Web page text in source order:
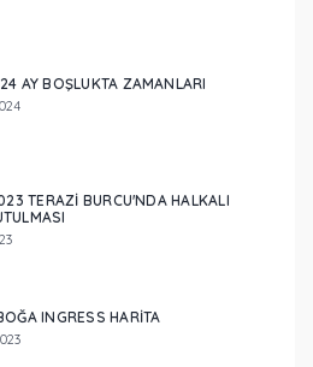
AY BOŞLUKTA ZAMANLARI
TERAZİ BURCU'NDA HALKALI
INGRESS HARİTA